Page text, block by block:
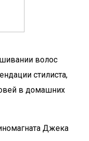
волос
стилиста,
в домашних
Джека